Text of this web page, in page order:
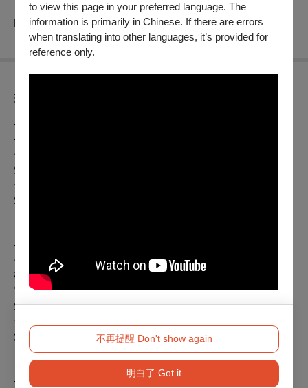
to view this page in your preferred language. The
information is primarily in Chinese. If there are errors
when translating into other languages, it’s provided for
reference only.
不再提醒 Don't show again
明白了 Got it
✶ YouTube ​ ​ ​
https://pse.is/kffyt
折扣方案
—— 早鳥銷售時間：09.21 SUN. 12:00 － 10.09 FRI. 23:59
——
長片優惠票 180元/張
短片優惠票 150元/張
長片愛心票 115元/張
短片愛心票 75元/張
—— 銷售時間：10.10 FRI. 00:00 － 10.26 SUN. ——
長片全票 230元/張
雄影特約店家專屬優惠票 219元/張
電影館GOLD+會員優惠票 200元/張
短片優惠票 150元/張
長片愛心票 115元/張
短片愛心票 75元/張
—— 銷售時間：09.21 SUN. 12:00 －數量有限，售完為止